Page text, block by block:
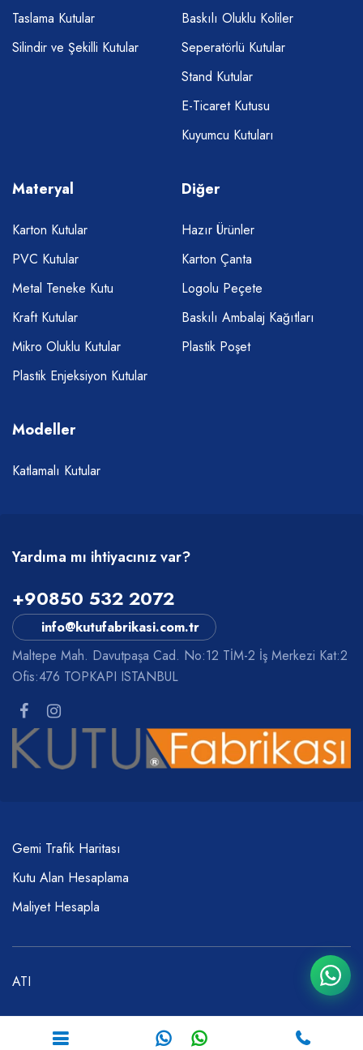
Taslama Kutular
Silindir ve Şekilli Kutular
Baskılı Oluklu Koliler
Seperatörlü Kutular
Stand Kutular
E-Ticaret Kutusu
Kuyumcu Kutuları
Materyal
Karton Kutular
PVC Kutular
Metal Teneke Kutu
Kraft Kutular
Mikro Oluklu Kutular
Plastik Enjeksiyon Kutular
Diğer
Hazır Ürünler
Karton Çanta
Logolu Peçete
Baskılı Ambalaj Kağıtları
Plastik Poşet
Modeller
Katlamalı Kutular
Yardıma mı ihtiyacınız var?
+90850 532 2072
info@kutufabrikasi.com.tr
Maltepe Mah. Davutpaşa Cad. No:12 TİM-2 İş Merkezi Kat:2
Ofis:476 TOPKAPI ISTANBUL
Gemi Trafik Haritası
Kutu Alan Hesaplama
Maliyet Hesapla
ATI